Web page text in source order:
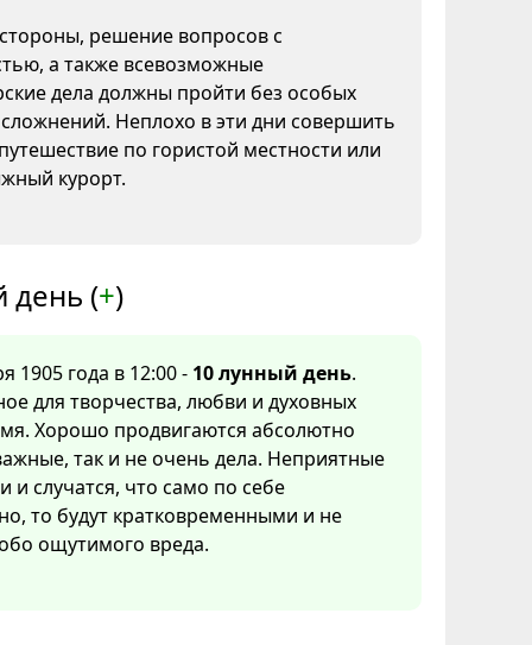
решение вопросов с
а также всевозможные
дела должны пройти без особых
Неплохо в эти дни совершить
по гористой местности или
курорт.
день (+)
1905 года в 12:00 - 10 лунный день.
для творчества, любви и духовных
Хорошо продвигаются абсолютно
так и не очень дела. Неприятные
и случатся, что само по себе
то будут кратковременными и не
ощутимого вреда.